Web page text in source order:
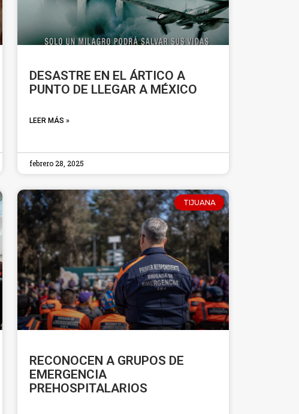
DESASTRE EN EL ÁRTICO A
PUNTO DE LLEGAR A MÉXICO
LEER MÁS »
febrero 28, 2025
TIJUANA
RECONOCEN A GRUPOS DE
EMERGENCIA
PREHOSPITALARIOS